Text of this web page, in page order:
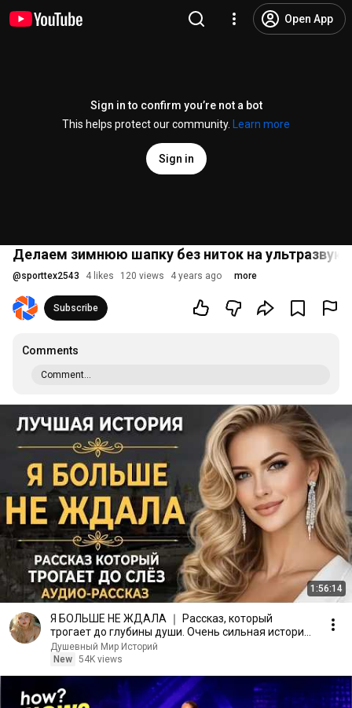
Open App
Sign in to confirm you’re not a bot
This helps protect our community.
Learn more
Sign in
Делаем зимнюю шапку без ниток на
@sporttex2543 4 likes 120 views 4 years ago more
Subscribe
Comments
Comment...
1:56:14
Я БОЛЬШЕ НЕ ЖДАЛА ｜ Рассказ, который
трогает до глубины души. Очень сильная история
｜ Аудио рассказ
Душевный Мир Историй
New 54K views